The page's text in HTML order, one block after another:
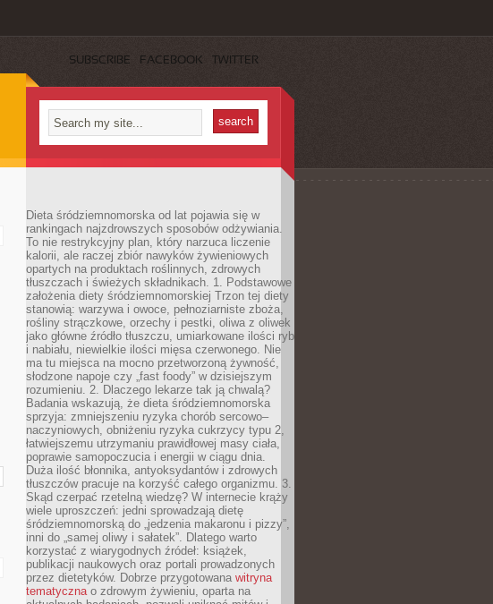
SUBSCRIBE FACEBOOK TWITTER
Dieta śródziemnomorska od lat pojawia się w
rankingach najzdrowszych sposobów odżywiania.
To nie restrykcyjny plan, który narzuca liczenie
kalorii, ale raczej zbiór nawyków żywieniowych
opartych na produktach roślinnych, zdrowych
tłuszczach i świeżych składnikach. 1. Podstawowe
założenia diety śródziemnomorskiej Trzon tej diety
stanowią: warzywa i owoce, pełnoziarniste zboża,
rośliny strączkowe, orzechy i pestki, oliwa z oliwek
jako główne źródło tłuszczu, umiarkowane ilości ryb
i nabiału, niewielkie ilości mięsa czerwonego. Nie
ma tu miejsca na mocno przetworzoną żywność,
słodzone napoje czy „fast foody” w dzisiejszym
rozumieniu. 2. Dlaczego lekarze tak ją chwalą?
Badania wskazują, że dieta śródziemnomorska
sprzyja: zmniejszeniu ryzyka chorób sercowo–
naczyniowych, obniżeniu ryzyka cukrzycy typu 2,
łatwiejszemu utrzymaniu prawidłowej masy ciała,
poprawie samopoczucia i energii w ciągu dnia.
Duża ilość błonnika, antyoksydantów i zdrowych
tłuszczów pracuje na korzyść całego organizmu. 3.
Skąd czerpać rzetelną wiedzę? W internecie krąży
wiele uproszczeń: jedni sprowadzają dietę
śródziemnomorską do „jedzenia makaronu i pizzy”,
inni do „samej oliwy i sałatek”. Dlatego warto
korzystać z wiarygodnych źródeł: książek,
publikacji naukowych oraz portali prowadzonych
przez dietetyków. Dobrze przygotowana witryna
tematycznao zdrowym żywieniu, oparta na